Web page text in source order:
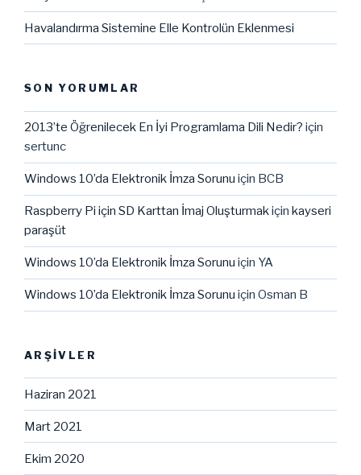
Havalandırma Sistemine Elle Kontrolün Eklenmesi
SON YORUMLAR
2013’te Öğrenilecek En İyi Programlama Dili Nedir? için
sertunc
Windows 10’da Elektronik İmza Sorunu için BCB
Raspberry Pi için SD Karttan İmaj Oluşturmakiçin kayseri
paraşüt
Windows 10’da Elektronik İmza Sorunu için YA
Windows 10’da Elektronik İmza Sorunu için Osman B
ARŞIVLER
Haziran 2021
Mart 2021
Ekim 2020